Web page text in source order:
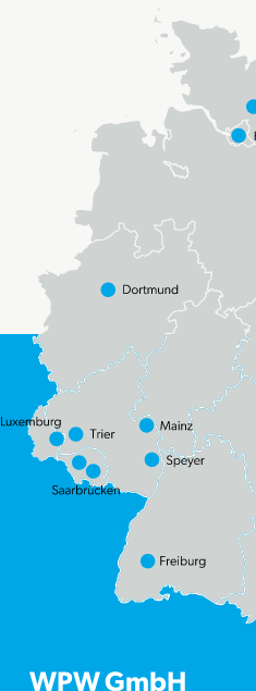
WPW GmbH